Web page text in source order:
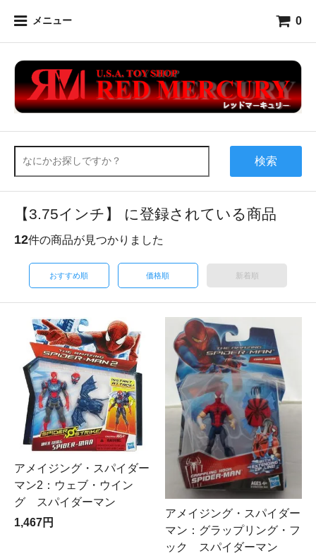
メニュー 0
検索
【3.75インチ】 に登録されている商品
12件の商品が見つかりました
おすすめ順 価格順 新着順
アメイジング・スパイダー
マン2：ウェブ・ウイン
グ スパイダーマン
1,467円
アメイジング・スパイダー
マン：グラップリング・フ
ック スパイダーマン